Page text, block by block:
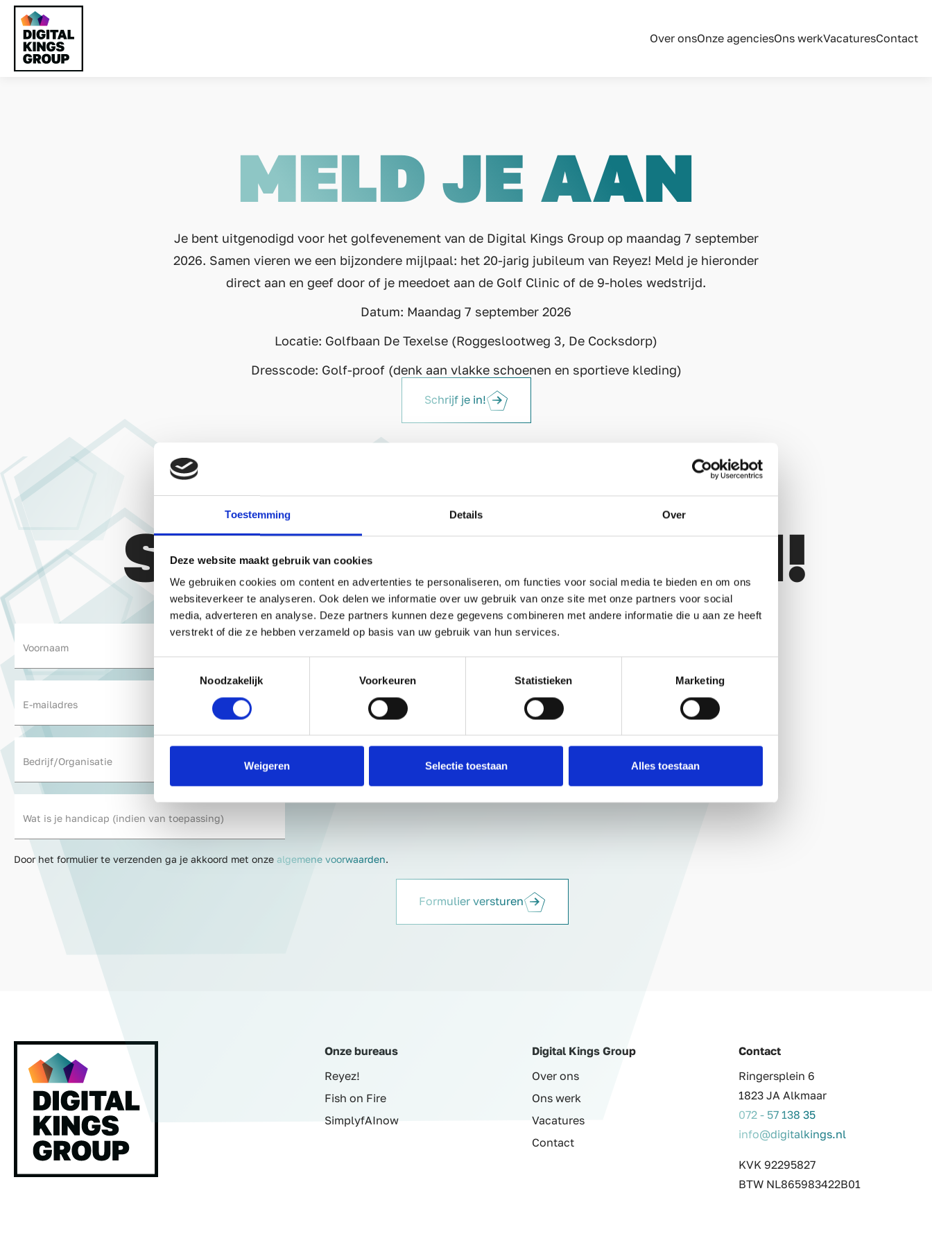
Toestemming Details Over
Deze website maakt gebruik van cookies
We gebruiken cookies om content en advertenties te personaliseren, om functies voor social media te bieden en om ons
websiteverkeer te analyseren. Ook delen we informatie over uw gebruik van onze site met onze partners voor social
media, adverteren en analyse. Deze partners kunnen deze gegevens combineren met andere informatie die u aan ze heeft
verstrekt of die ze hebben verzameld op basis van uw gebruik van hun services.
Noodzakelijk
Voorkeuren Statistieken Marketing
Weigeren Selectie toestaan Alles toestaan
Over onsOnze agenciesOns werkVacaturesContact
MELD JE AAN
Je bent uitgenodigd voor het golfevenement van de Digital Kings Group op maandag 7 september
2026. Samen vieren we een bijzondere mijlpaal: het 20-jarig jubileum van Reyez! Meld je hieronder
direct aan en geef door of je meedoet aan de Golf Clinic of de 9-holes wedstrijd.
Datum: Maandag 7 september 2026
Locatie: Golfbaan De Texelse (Roggeslootweg 3, De Cocksdorp)
Dresscode: Golf-proof (denk aan vlakke schoenen en sportieve kleding)
Schrijf je in!
SCHRIJF JE HIER IN!
Voornaam
E-mailadres Telefoonnummer
Bedrijf/Organisatie
Welke golfervaring heb je?
Wat is je handicap (indien van toepassing)
Door het formulier te verzenden ga je akkoord met onze algemene voorwaarden.
Formulier versturen
Onze bureaus
Reyez!
Fish on Fire
SimplyfAInow
Digital Kings Group
Over ons
Ons werk
Vacatures
Contact
Contact
Ringersplein 6
1823 JA Alkmaar
072 - 57 138 35
info@digitalkings.nl
KVK 92295827
BTW NL865983422B01